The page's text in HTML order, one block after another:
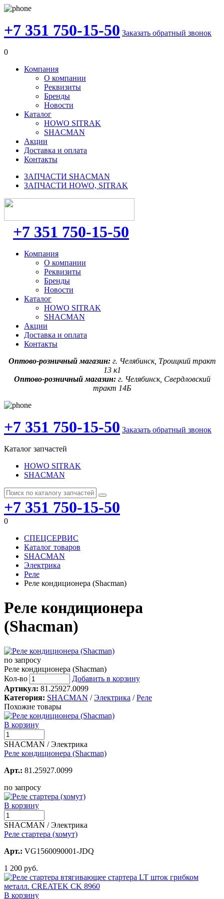
+7 351 750-15-50 Заказать обратный звонок
0
Компания
О компании
Реквизиты
Бренды
Новости
Каталог
HOWO SITRAK
SHACMAN
Акции
Доставка и оплата
Контакты
ЗАПЧАСТИ SHACMAN
ЗАПЧАСТИ HOWO, SITRAK
+7 351 750-15-50
Компания
О компании
Реквизиты
Бренды
Новости
Каталог
HOWO SITRAK
SHACMAN
Акции
Доставка и оплата
Контакты
Оптово-розничный магазин: г. Челябинск, Троицкий тракт
13 к1
Оптово-розничный магазин:г. Челябинск, Свердловский
тракт 14Б
+7 351 750-15-50 Заказать обратный звонок
Каталог запчастей
HOWO SITRAK
SHACMAN
+7 351 750-15-50
0
СПЕЦСЕРВИС
Каталог товаров
SHACMAN
Электрика
Реле
Реле кондиционера (Shacman)
Реле кондиционера
(Shacman)
по запросу
Реле кондиционера (Shacman)
Кол-во
Добавить в корзину
Артикул: 81.25927.0099
Категория: SHACMAN /Электрика /Реле
Похожие товары
В корзину
SHACMAN / Электрика
Реле кондиционера (Shacman)
Арт.: 81.25927.0099
по запросу
В корзину
SHACMAN / Электрика
Реле стартера (хомут)
Арт.: VG1560090001-JDQ
1 200 руб.
В корзину